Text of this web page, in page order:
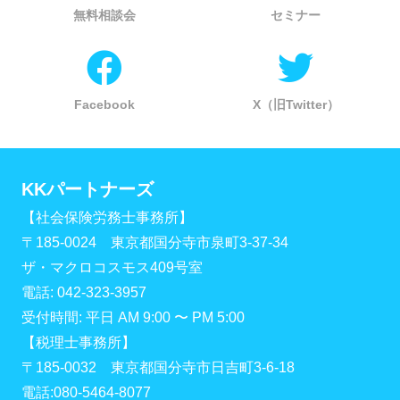
無料相談会 セミナー
Facebook X（旧Twitter）
KKパートナーズ
【社会保険労務士事務所】
〒185-0024 東京都国分寺市泉町3-37-34
ザ・マクロコスモス409号室
電話: 042-323-3957
受付時間: 平日 AM 9:00 〜 PM 5:00
【税理士事務所】
〒185-0032 東京都国分寺市日吉町3-6-18
電話:080-5464-8077